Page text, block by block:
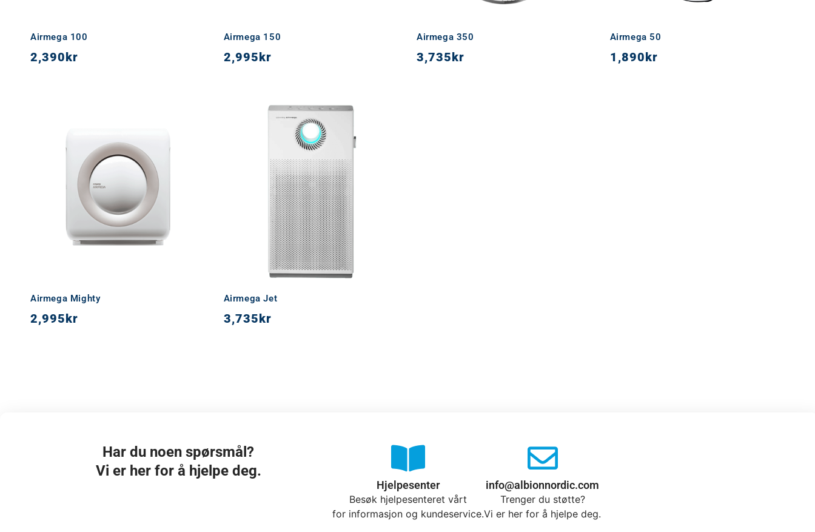
Airmega 100
2,390kr
Airmega 150
2,995kr
Airmega 350
3,735kr
Airmega 50
1,890kr
Airmega Mighty
2,995kr
Airmega Jet
3,735kr
Har du noen spørsmål?
Vi er her for å hjelpe deg.
Hjelpesenter
Besøk hjelpesenteret vårt
for informasjon og kundeservice.
info@albionnordic.com
Trenger du støtte?
Vi er her for å hjelpe deg.